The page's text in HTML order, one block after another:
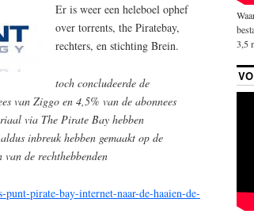
Er is weer een heleboel ophef
over torrents, the Piratebay,
rechters, en stichting Brein.
toch concludeerde de
van Ziggo en 4,5% van de abonnees
via The Pirate Bay hebben
inbreuk hebben gemaakt op de
de rechthebbenden
pirate-bay-internet-naar-de-haaien-de-
3,5